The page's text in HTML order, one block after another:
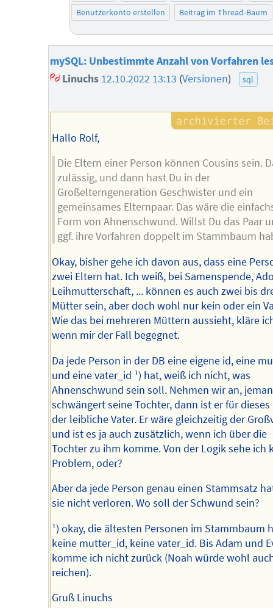
Benutzerkonto erstellen
Beitrag im Thread-Baum
mySQL: Unbestimmte Anzahl von Vorfahren
Linuchs 12.10.2022 13:13 (Versionen) sql
Hallo Rolf,
Die Eltern einer Person können Cousins sein.
zulässig, und dann hast Du in der
Großelterngeneration Geschwister und ein
gemeinsames Elternpaar. Das wäre die
Form von Ahnenschwund. Willst Du das Paar
ggf. ihre Vorfahren doppelt im Stammbaum
Okay, bisher gehe ich davon aus, dass eine
zwei Eltern hat. Ich weiß, bei Samenspende,
Leihmutterschaft, ... können es auch zwei bis
Mütter sein, aber doch wohl nur kein oder ein
Wie das bei mehreren Müttern aussieht, kläre
wenn mir der Fall begegnet.
Da jede Person in der DB eine eigene id, eine
und eine vater_id ¹) hat, weiß ich nicht, was
Ahnenschwund sein soll. Nehmen wir an,
schwängert seine Tochter, dann ist er für dieses
der leibliche Vater. Er wäre gleichzeitig der
und ist es ja auch zusätzlich, wenn ich über die
Tochter zu ihm komme. Von der Logik sehe ich
Problem, oder?
Aber da jede Person genau einen Stammsatz
sie nicht verloren. Wo soll der Schwund sein?
¹) okay, die ältesten Personen im Stammbaum
keine mutter_id, keine vater_id. Bis Adam und
komme ich nicht zurück (Noah würde wohl
reichen).
Gruß Linuchs